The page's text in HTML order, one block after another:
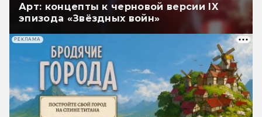
Арт: концепты к черновой версии IX
эпизода «Звёздных войн»
РЕКЛАМА